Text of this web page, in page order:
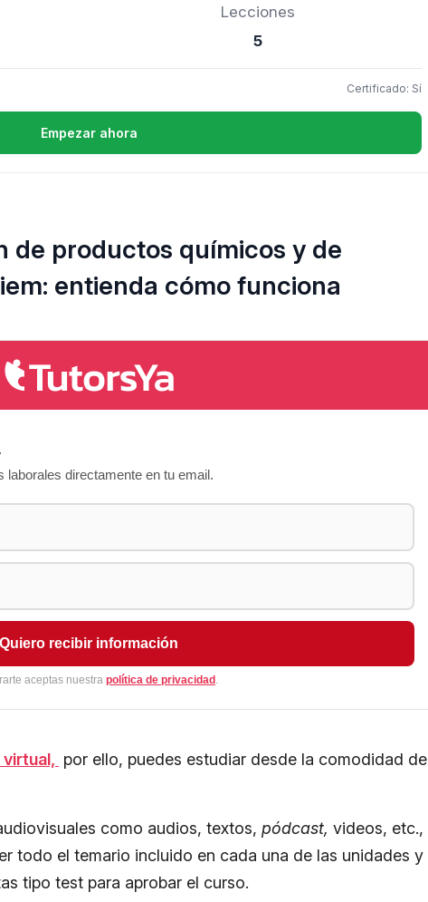
Lecciones
5
Certificado: Sí
Empezar ahora
de productos químicos y de
entienda cómo funciona
directamente en tu email.
Quiero recibir información
aceptas nuestra política de privacidad .
virtual, por ello, puedes estudiar desde la comodidad de
como audios, textos, pódcast, videos, etc.,
todo el temario incluido en cada una de las unidades y
tipo test para aprobar el curso.